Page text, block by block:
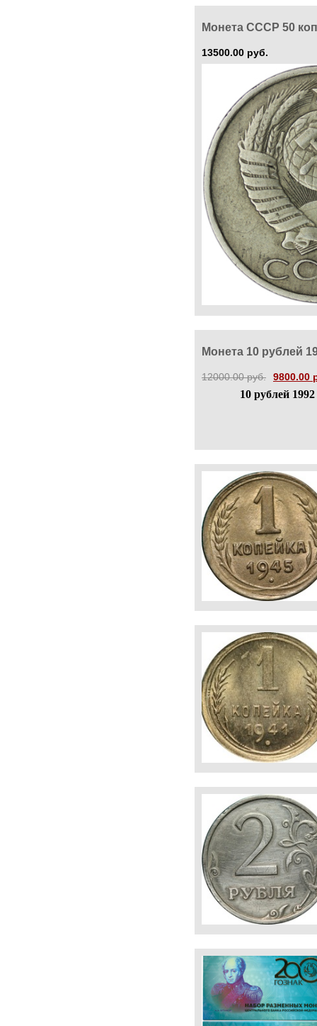
Монета СССР 50
13500.00 руб.
Монета 10 рублей
12000.00 руб. 9800.00
10 рублей